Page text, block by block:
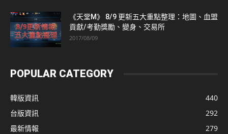
《天堂M》 8/9 更新五大重點整理：地圖、血盟
貢獻/考勤獎勵、變身、交易所
2017/08/09
POPULAR CATEGORY
韓版資訊
440
台版資訊
292
最新情報
279